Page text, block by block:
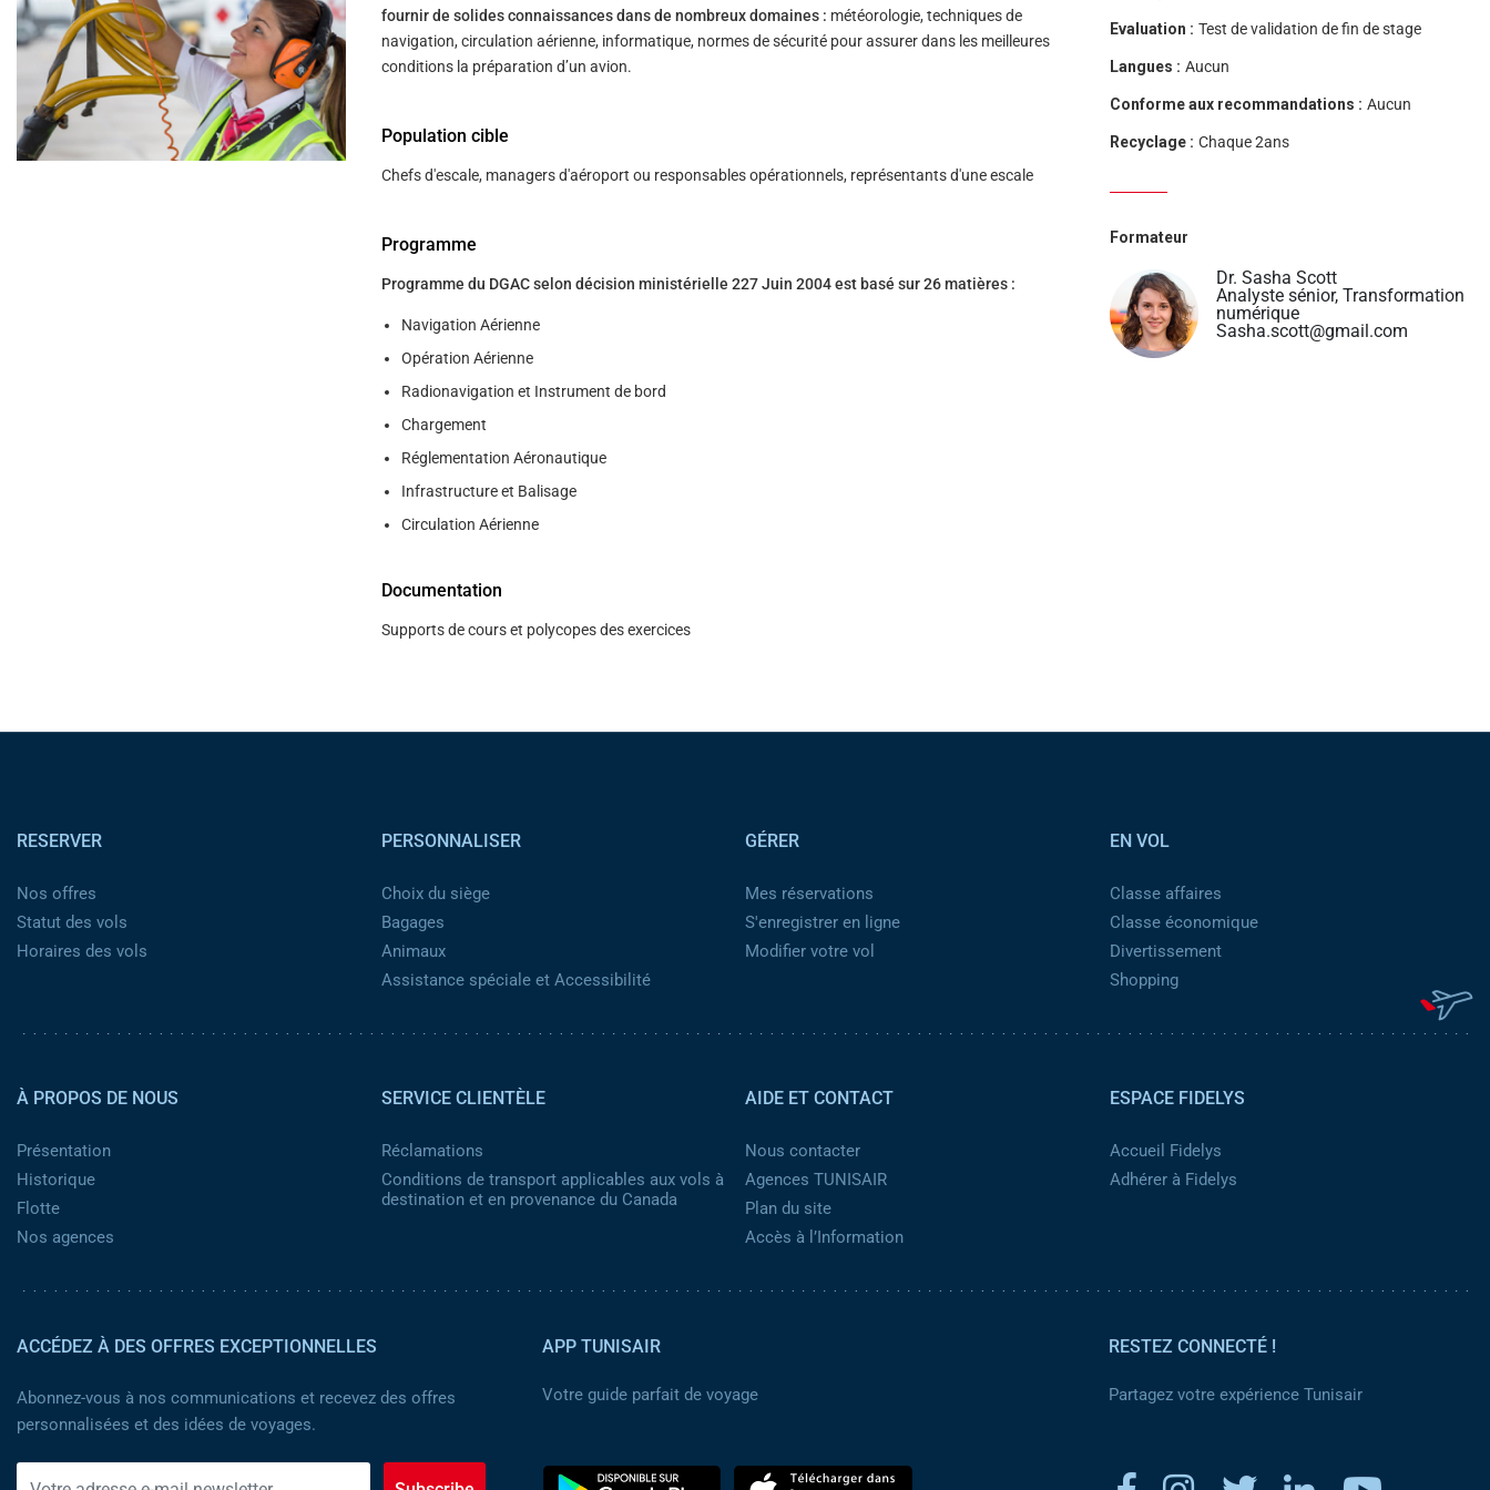
help
you
navigate
interact
content.
fournir de solides connaissances dans de nombreux domaines : météorologie, techniques de
navigation, circulation aérienne, informatique, normes de sécurité pour assurer dans les meilleures
conditions la préparation d’un avion.
Population cible
Chefs d'escale, managers d'aéroport ou responsables opérationnels, représentants d'une escale
Programme
Programme du DGAC selon décision ministérielle 227 Juin 2004 est basé sur 26 matières :
Navigation Aérienne
Opération Aérienne
Radionavigation et Instrument de bord
Chargement
Réglementation Aéronautique
Infrastructure et Balisage
Circulation Aérienne
Documentation
Supports de cours et polycopes des exercices
Evaluation : Test de validation de fin de stage
Langues : Aucun
Conforme aux recommandations : Aucun
Recyclage : Chaque 2ans
Formateur
Dr. Sasha Scott
Analyste sénior, Transformation
numérique
Sasha.scott@gmail.com
RESERVER
Nos offres
Statut des vols
Horaires des vols
PERSONNALISER
Choix du siège
Bagages
Animaux
Assistance spéciale et Accessibilité
GÉRER
Mes réservations
S'enregistrer en ligne
Modifier votre vol
EN VOL
Classe affaires
Classe économique
Divertissement
Shopping
À PROPOS DE NOUS
Présentation
Historique
Flotte
Nos agences
SERVICE CLIENTÈLE
Réclamations
Conditions de transport applicables aux vols à
destination et en provenance du Canada
AIDE ET CONTACT
Nous contacter
Agences TUNISAIR
Plan du site
Accès à l’Information
ESPACE FIDELYS
Accueil Fidelys
Adhérer à Fidelys
ACCÉDEZ À DES OFFRES EXCEPTIONNELLES
Abonnez-vous à nos communications et recevez des offres
personnalisées et des idées de voyages.
APP TUNISAIR
Votre guide parfait de voyage
RESTEZ CONNECTÉ !
Partagez votre expérience Tunisair